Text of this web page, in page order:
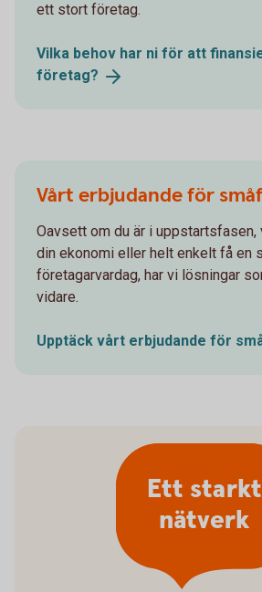
ett stort företag.
Vilka behov har ni för att
företag?
Vårt erbjudande för
Oavsett om du är i
din ekonomi eller helt enkelt få en
företagarvardag, har vi lösningar
vidare.
Upptäck vårt erbjudande för
Ett starkt
nätverk